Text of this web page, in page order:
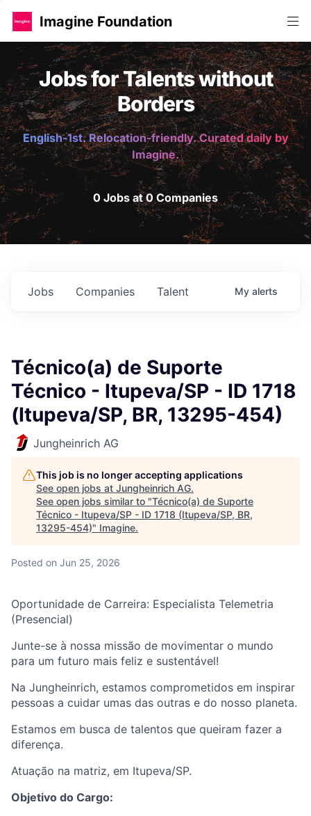
Imagine Foundation
Jobs for Talents without
Borders
English-1st. Relocation-friendly. Curated daily by
Imagine.
0 Jobs at 0 Companies
Jobs Companies Talent My alerts
Técnico(a) de Suporte
Técnico - Itupeva/SP - ID 1718
(Itupeva/SP, BR, 13295-454)
Jungheinrich AG
This job is no longer accepting applications
See open jobs at Jungheinrich AG.
See open jobs similar to "Técnico(a) de Suporte
Técnico - Itupeva/SP - ID 1718 (Itupeva/SP, BR,
13295-454)" Imagine.
Posted on Jun 25, 2026
Oportunidade de Carreira: Especialista Telemetria
(Presencial)
Junte-se à nossa missão de movimentar o mundo
para um futuro mais feliz e sustentável!
Na Jungheinrich, estamos comprometidos em inspirar
pessoas a cuidar umas das outras e do nosso planeta.
Estamos em busca de talentos que queiram fazer a
diferença.
Atuação na matriz, em Itupeva/SP.
Objetivo do Cargo: